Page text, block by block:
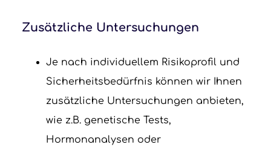
Zusätzliche Untersuchungen
Je nach individuellem Risikoprofil und
Sicherheitsbedürfnis können wir Ihnen
zusätzliche Untersuchungen anbieten,
wie z.B. genetische Tests,
Hormonanalysen oder